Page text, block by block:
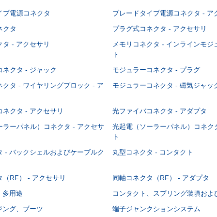
プ電源コネクタ
ブレードタイプ電源コネクタ - ア
クタ
プラグ式コネクタ - アクセサリ
タ - アクセサリ
メモリコネクタ - インラインモジ
ト
ネクタ - ジャック
モジュラーコネクタ - プラグ
クタ - ワイヤリングブロック - ア
モジュラーコネクタ - 磁気ジャッ
ネクタ - アクセサリ
光ファイバコネクタ - アダプタ
ラーパネル）コネクタ - アクセサ
光起電（ソーラーパネル）コネク
ト
- バックシェルおよびケーブルク
丸型コネクタ - コンタクト
（RF） - アクセサリ
同軸コネクタ（RF） - アダプタ
多用途
コンタクト、スプリング装填およ
グ、ブーツ
端子ジャンクションシステム